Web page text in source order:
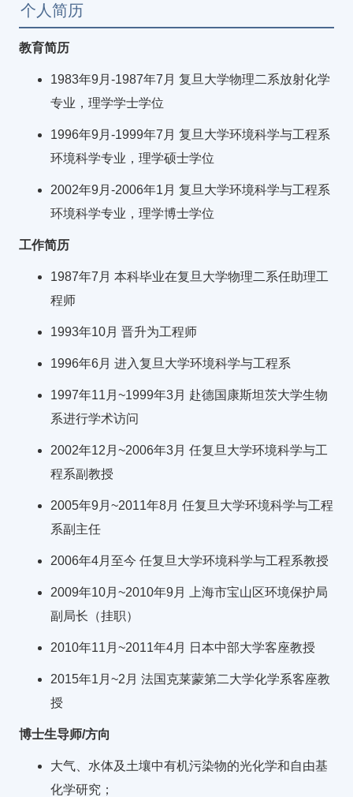
个人简历
教育简历
1983年9月-1987年7月 复旦大学物理二系放射化学
专业，理学学士学位
1996年9月-1999年7月 复旦大学环境科学与工程系
环境科学专业，理学硕士学位
2002年9月-2006年1月 复旦大学环境科学与工程系
环境科学专业，理学博士学位
工作简历
1987年7月 本科毕业在复旦大学物理二系任助理工
程师
1993年10月 晋升为工程师
1996年6月 进入复旦大学环境科学与工程系
1997年11月~1999年3月 赴德国康斯坦茨大学生物
系进行学术访问
2002年12月~2006年3月 任复旦大学环境科学与工
程系副教授
2005年9月~2011年8月 任复旦大学环境科学与工程
系副主任
2006年4月至今 任复旦大学环境科学与工程系教授
2009年10月~2010年9月 上海市宝山区环境保护局
副局长（挂职）
2010年11月~2011年4月 日本中部大学客座教授
2015年1月~2月 法国克莱蒙第二大学化学系客座教
授
博士生导师/方向
大气、水体及土壤中有机污染物的光化学和自由基
化学研究；